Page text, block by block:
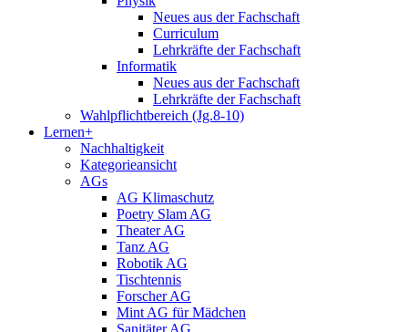
Neues aus der Fachschaft
Curriculum
Lehrkräfte der Fachschaft
Informatik
Neues aus der Fachschaft
Lehrkräfte der Fachschaft
Wahlpflichtbereich (Jg.8-10)
Lernen+
Nachhaltigkeit
Kategorieansicht
AGs
AG Klimaschutz
Poetry Slam AG
Theater AG
Tanz AG
Robotik AG
Tischtennis
Forscher AG
Mint AG für Mädchen
Sanitäter AG